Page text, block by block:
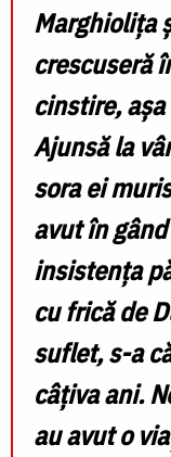
Marghiolița
crescuseră
cinstire,
Ajunsă la
sora ei
avut în
insistența
cu frică de
suflet, s-a
câțiva ani.
au avut o